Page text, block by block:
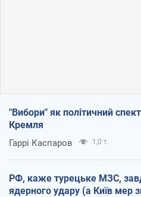
"Вибори" як політичний
Кремля
Гаррі Каспаров 1,0 т.
РФ, каже турецьке МЗС,
ядерного удару (а Київ мер